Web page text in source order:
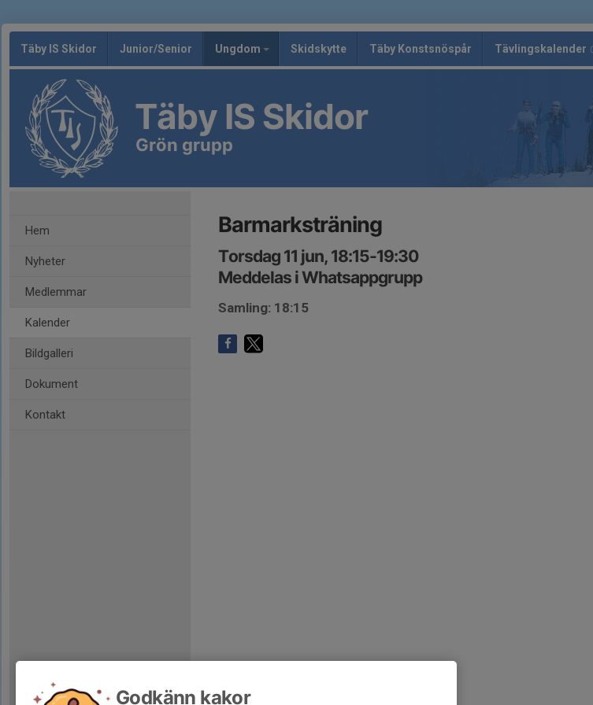
Täby IS Skidor Junior/Senior Ungdom Skidskytte Täby Konstsnöspår Tävlingskalender
Täby IS Skidor
Grön grupp
Hem
Nyheter
Medlemmar
Kalender
Bildgalleri
Dokument
Kontakt
Barmarksträning
Torsdag 11 jun, 18:15-19:30
Meddelas i Whatsappgrupp
Samling: 18:15
Godkänn kakor